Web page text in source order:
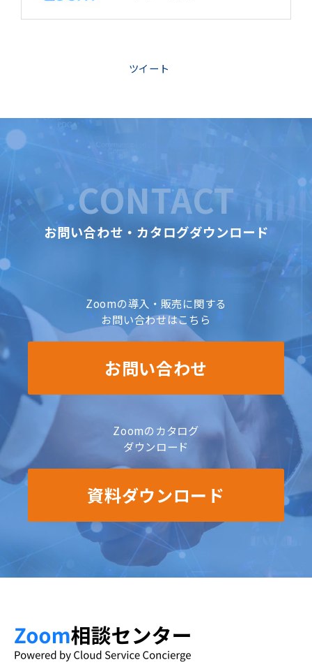
ツイート
CONTACT
お問い合わせ・カタログダウンロード
Zoomの導入・販売に関する
お問い合わせはこちら
お問い合わせ
Zoomのカタログ
ダウンロード
資料ダウンロード